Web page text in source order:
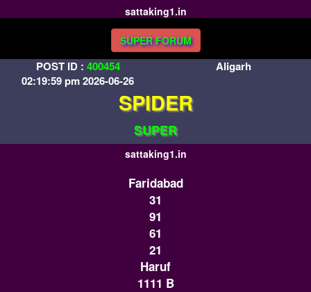
sattaking1.in
SUPER FORUM
POST ID : 400454
02:19:59 pm 2026-06-26
Aligarh
SPIDER
SUPER
sattaking1.in
Faridabad
31
91
61
21
Haruf
1111 B